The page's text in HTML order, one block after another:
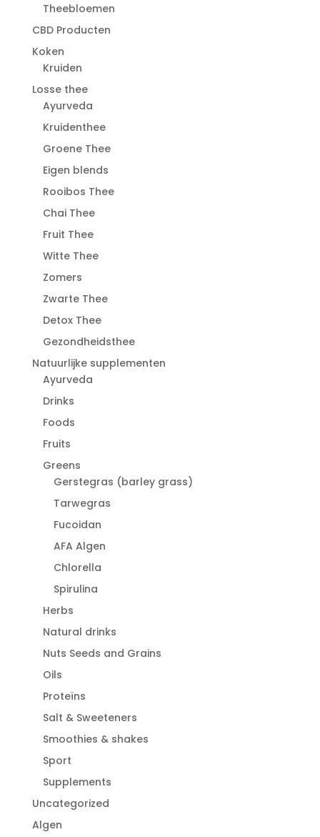
Theebloemen
CBD Producten
Koken
Kruiden
Losse thee
Ayurveda
Kruidenthee
Groene Thee
Eigen blends
Rooibos Thee
Chai Thee
Fruit Thee
Witte Thee
Zomers
Zwarte Thee
Detox Thee
Gezondheidsthee
Natuurlijke supplementen
Ayurveda
Drinks
Foods
Fruits
Greens
Gerstegras (barley grass)
Tarwegras
Fucoidan
AFA Algen
Chlorella
Spirulina
Herbs
Natural drinks
Nuts Seeds and Grains
Oils
Proteïns
Salt & Sweeteners
Smoothies & shakes
Sport
Supplements
Uncategorized
Algen